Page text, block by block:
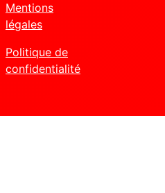
Mentions
légales
Politique de
confidentialité